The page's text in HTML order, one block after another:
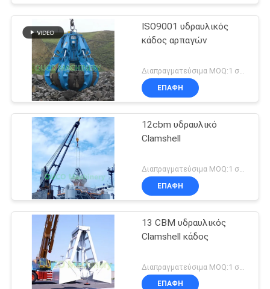
ISO9001 υδραυλικός
κάδος αρπαγών
ΕΠΑΦΉ
12cbm υδραυλικό
Clamshell
ΕΠΑΦΉ
13 CBM υδραυλικός
Clamshell κάδος
ΕΠΑΦΉ